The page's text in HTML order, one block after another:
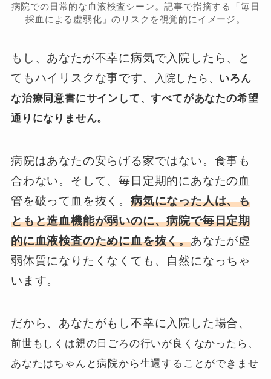
病院での日常的な血液検査シーン。記事で指摘する「毎日
採血による虚弱化」のリスクを視覚的にイメージ。
もし、あなたが不幸に病気で入院したら、と
てもハイリスクな事です。
入院したら、 いろん
な治療同意書にサインして、すべてがあなたの希望
通りになりません。
病院はあなたの安らげる家ではない。食事も
合わない。そして、毎日定期的にあなたの血
管を破って血を抜く。 病気になった人は、も
ともと造血機能が弱いのに、病院で毎日定期
的に血液検査のために血を抜く。あなたが虚
弱体質になりたくなくても、自然になっちゃ
います。
だから、あなたがもし不幸に入院した場合、
前世もしくは親の日ごろの行いが良くなかったら、
あなたはちゃんと病院から生還することができませ